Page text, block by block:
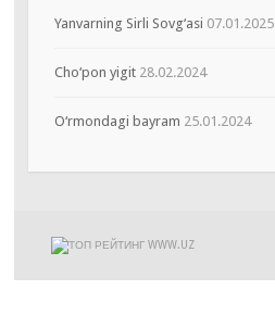
Yanvarning Sirli Sovg‘asi 07.01.2025
Cho‘pon yigit 28.02.2024
O‘rmondagi bayram 25.01.2024